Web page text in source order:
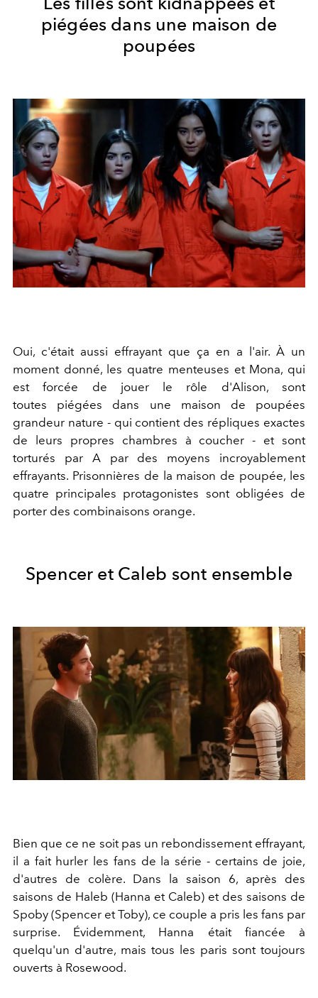
piégées dans une maison de
poupées
Oui, c'était aussi effrayant que ça en a l'air. À un
moment donné, les quatre menteuses et Mona, qui
est forcée de jouer le rôle d'Alison, sont
toutes piégées dans une maison de poupées
grandeur nature - qui contient des répliques exactes
de leurs propres chambres à coucher - et sont
torturés par A par des moyens incroyablement
effrayants. Prisonnières de la maison de poupée, les
quatre principales protagonistes sont obligées de
porter des combinaisons orange.
Spencer et Caleb sont ensemble
Bien que ce ne soit pas un rebondissement effrayant,
il a fait hurler les fans de la série - certains de joie,
d'autres de colère. Dans la saison 6, après des
saisons de Haleb (Hanna et Caleb) et des saisons de
Spoby (Spencer et Toby), ce couple a pris les fans par
surprise. Évidemment, Hanna était fiancée à
quelqu'un d'autre, mais tous les paris sont toujours
ouverts à Rosewood.